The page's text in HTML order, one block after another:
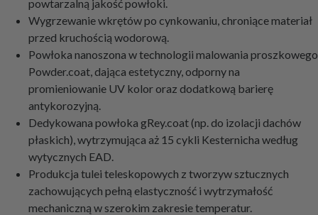
powtarzalną jakość powłoki.
Wygrzewanie wkrętów po cynkowaniu, chroniące materiał
przed kruchością wodorową.
Powłoka nanoszona w technologii malowania proszkowego
Powder.coat, dająca estetyczny, odporny na
promieniowanie UV kolor oraz dodatkową barierę
antykorozyjną.
Dedykowana powłoka gRey.coat (np. do izolacji dachów
płaskich), wytrzymująca aż 15 cykli Kesternicha według
wytycznych EAD.
Produkcja tulei teleskopowych z tworzyw sztucznych
zachowujących pełną elastyczność i wytrzymałość
mechaniczną w szerokim zakresie temperatur.